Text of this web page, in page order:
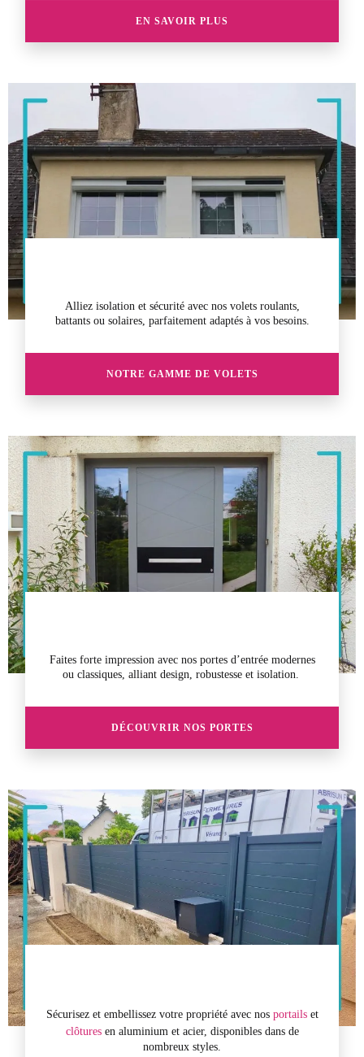
EN SAVOIR PLUS
Alliez isolation et sécurité avec nos volets roulants,
battants ou solaires, parfaitement adaptés à vos besoins.
NOTRE GAMME DE VOLETS
Faites forte impression avec nos portes d’entrée modernes
ou classiques, alliant design, robustesse et isolation.
DÉCOUVRIR NOS PORTES
Sécurisez et embellissez votre propriété avec nos portailset
clôturesen aluminium et acier, disponibles dans de
nombreux styles.